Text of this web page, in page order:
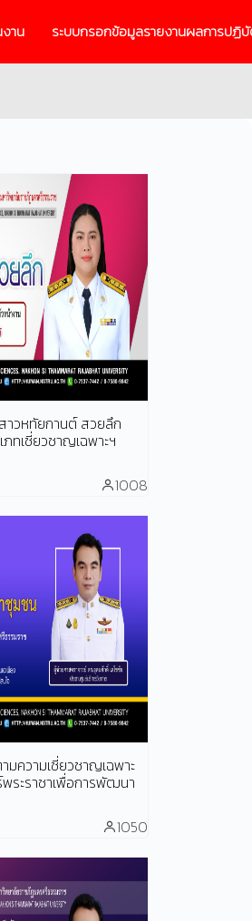
งาน ระบบกรอกข้อมูลรายงานผลการปฏิ
วหทัยกานต์ สวยลึก
ภทเชี่ยวชาญเฉพาะฯ
1008
มความเชี่ยวชาญเฉพาะ
ระราชาเพื่อการพัฒนา
1050